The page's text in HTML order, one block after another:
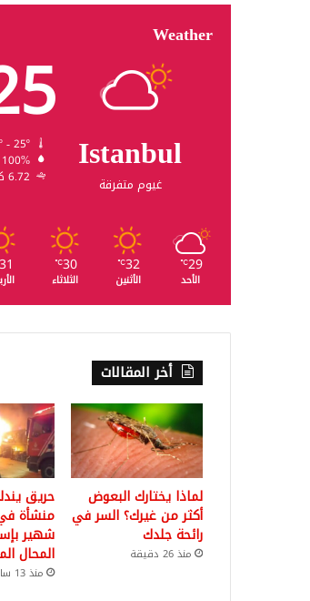
Weather
Istanbul
غيوم متفرقة
100%
6.72 كيلومتر/ساعة
29
℃
الأحد
32
℃
الأثنين
30
℃
الثلاثاء
أخر المقالات
لماذا يختارك البعوض
أكثر من غيرك؟ السر في
رائحة جلدك
منذ 26 دقيقة
حريق
منشأة
شهير
المحال
منذ 13 ساعة